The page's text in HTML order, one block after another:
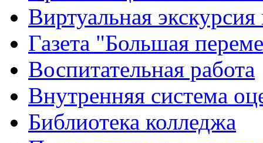
Виртуальная
Газета "Большая
Воспитательная работа
Внутренняя система
Библиотека колледжа